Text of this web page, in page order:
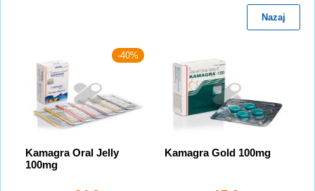
Nazaj
-40%
Kamagra Oral Jelly
100mg
Kamagra Gold 100mg